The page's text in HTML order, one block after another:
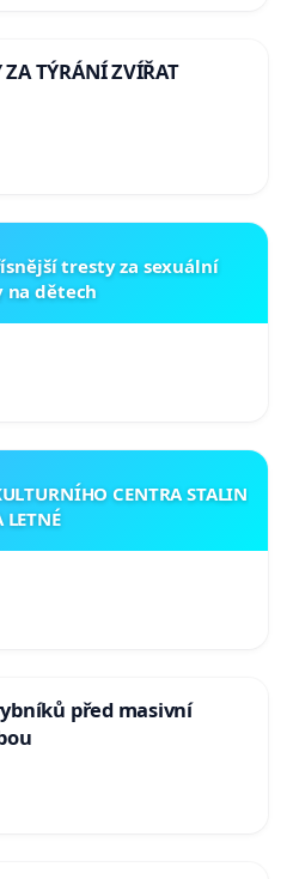
ZA TÝRÁNÍ ZVÍŘAT
tresty za sexuální
na dětech
CENTRA STALIN
LETNÉ
před masivní